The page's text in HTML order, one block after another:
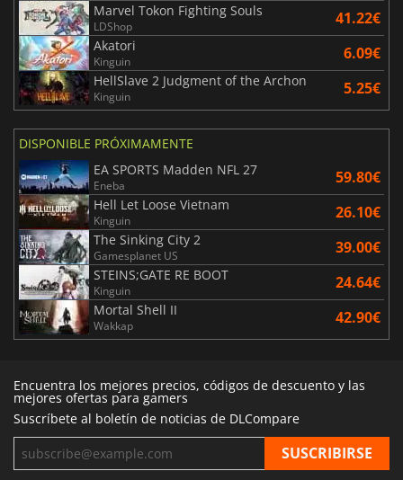
Marvel Tokon Fighting Souls
LDShop 41.22€
Akatori
Kinguin 6.09€
HellSlave 2 Judgment of the Archon
Kinguin 5.25€
DISPONIBLE PRÓXIMAMENTE
EA SPORTS Madden NFL 27
Eneba 59.80€
Hell Let Loose Vietnam
Kinguin 26.10€
The Sinking City 2
Gamesplanet US 39.00€
STEINS;GATE RE BOOT
Kinguin 24.64€
Mortal Shell II
Wakkap 42.90€
Encuentra los mejores precios, códigos de descuento y las
mejores ofertas para gamers
Suscríbete al boletín de noticias de DLCompare